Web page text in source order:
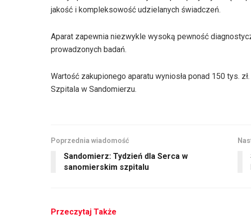
jakość i kompleksowość udzielanych świadczeń.
Aparat zapewnia niezwykle wysoką pewność
prowadzonych badań.
Wartość zakupionego aparatu wyniosła ponad 150 tys.
Szpitala w Sandomierzu.
Poprzednia wiadomość
Sandomierz: Tydzień dla Serca w
sanomierskim szpitalu
Przeczytaj Także